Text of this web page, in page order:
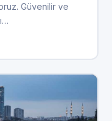
Güvenilir ve